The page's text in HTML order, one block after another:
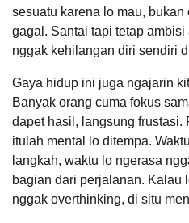
sesuatu karena lo mau,
gagal. Santai tapi tetap
nggak kehilangan diri sendiri
Gaya hidup ini juga ngajarin
Banyak orang cuma fokus
dapet hasil, langsung frustasi.
itulah mental lo ditempa.
langkah, waktu lo ngerasa
bagian dari perjalanan. Kalau
nggak overthinking, di situ